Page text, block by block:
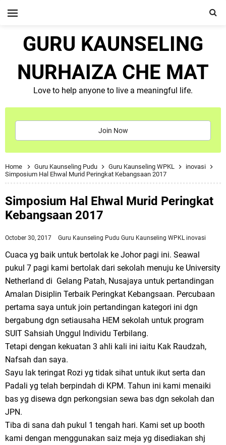
GURU KAUNSELING
NURHAIZA CHE MAT
Love to help anyone to live a meaningful life.
Join Now
Home Guru Kaunseling Pudu Guru Kaunseling WPKL
inovasi
Simposium Hal Ehwal Murid Peringkat Kebangsaan 2017
Simposium Hal Ehwal Murid Peringkat
Kebangsaan 2017
October 30, 2017 Guru Kaunseling Pudu Guru Kaunseling WPKL inovasi
Cuaca yg baik untuk bertolak ke Johor pagi ini. Seawal
pukul 7 pagi kami bertolak dari sekolah menuju ke University
Netherland di Gelang Patah, Nusajaya untuk pertandingan
Amalan Disiplin Terbaik Peringkat Kebangsaan. Percubaan
pertama saya untuk join pertandingan kategori ini dgn
bergabung dgn setiausaha HEM sekolah untuk program
SUIT Sahsiah Unggul Individu Terbilang.
Tetapi dengan kekuatan 3 ahli kali ini iaitu Kak Raudzah,
Nafsah dan saya.
Sayu lak teringat Rozi yg tidak sihat untuk ikut serta dan
Padali yg telah berpindah di KPM. Tahun ini kami menaiki
bas yg disewa dgn perkongsian sewa bas dgn sekolah dan
JPN.
Tiba di sana dah pukul 1 tengah hari. Kami set up booth
kami dengan menggunakan saiz meja yg disediakan shj